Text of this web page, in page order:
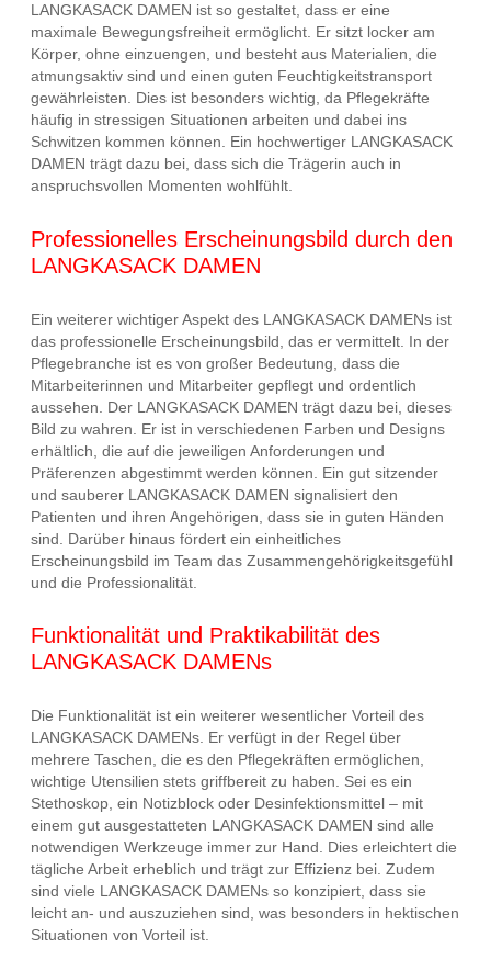
LANGKASACK DAMEN ist so gestaltet, dass er eine
maximale Bewegungsfreiheit ermöglicht. Er sitzt locker am
Körper, ohne einzuengen, und besteht aus Materialien, die
atmungsaktiv sind und einen guten Feuchtigkeitstransport
gewährleisten. Dies ist besonders wichtig, da Pflegekräfte
häufig in stressigen Situationen arbeiten und dabei ins
Schwitzen kommen können. Ein hochwertiger LANGKASACK
DAMEN trägt dazu bei, dass sich die Trägerin auch in
anspruchsvollen Momenten wohlfühlt.
Professionelles Erscheinungsbild durch den
LANGKASACK DAMEN
Ein weiterer wichtiger Aspekt des LANGKASACK DAMENs ist
das professionelle Erscheinungsbild, das er vermittelt. In der
Pflegebranche ist es von großer Bedeutung, dass die
Mitarbeiterinnen und Mitarbeiter gepflegt und ordentlich
aussehen. Der LANGKASACK DAMEN trägt dazu bei, dieses
Bild zu wahren. Er ist in verschiedenen Farben und Designs
erhältlich, die auf die jeweiligen Anforderungen und
Präferenzen abgestimmt werden können. Ein gut sitzender
und sauberer LANGKASACK DAMEN signalisiert den
Patienten und ihren Angehörigen, dass sie in guten Händen
sind. Darüber hinaus fördert ein einheitliches
Erscheinungsbild im Team das Zusammengehörigkeitsgefühl
und die Professionalität.
Funktionalität und Praktikabilität des
LANGKASACK DAMENs
Die Funktionalität ist ein weiterer wesentlicher Vorteil des
LANGKASACK DAMENs. Er verfügt in der Regel über
mehrere Taschen, die es den Pflegekräften ermöglichen,
wichtige Utensilien stets griffbereit zu haben. Sei es ein
Stethoskop, ein Notizblock oder Desinfektionsmittel – mit
einem gut ausgestatteten LANGKASACK DAMEN sind alle
notwendigen Werkzeuge immer zur Hand. Dies erleichtert die
tägliche Arbeit erheblich und trägt zur Effizienz bei. Zudem
sind viele LANGKASACK DAMENs so konzipiert, dass sie
leicht an- und auszuziehen sind, was besonders in hektischen
Situationen von Vorteil ist.